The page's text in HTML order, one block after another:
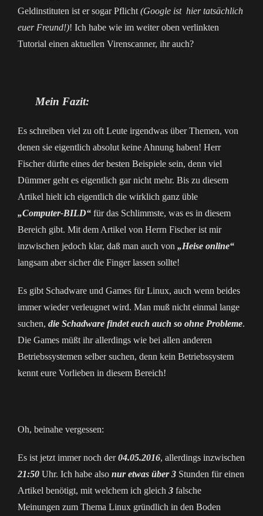
Geldinstituten ist er sogar Pflicht (Google ist hier tatsächlich
euer Freund!)! Ich habe wie im weiter oben verlinkten
Tutorial einen aktuellen Virenscanner, ihr auch?
Mein Fazit:
Es schreiben viel zu oft Leute irgendwas über Themen, von
denen sie eigentlich absolut keine Ahnung haben! Herr
Fischer dürfte eines der besten Beispiele sein, denn viel
Dümmer geht es eigentlich gar nicht mehr. Bis zu diesem
Artikel hielt ich eigentlich die wirklich ganz üble
„Computer-BILD“ für das Schlimmste, was es in diesem
Bereich gibt. Mit dem Artikel von Herrn Fischer ist mir
inzwischen jedoch klar, daß man auch von „Heise online“
langsam aber sicher die Finger lassen sollte!
Es gibt Schadware und Games für Linux, auch wenn beides
immer wieder verleugnet wird. Man muß nicht einmal lange
suchen, die Schadware findet euch auch so ohne Probleme.
Die Games müßt ihr allerdings wie bei allen anderen
Betriebssystemen selber suchen, denn kein Betriebssystem
kennt eure Vorlieben in diesem Bereich!
Oh, beinahe vergessen:
Es ist jetzt immer noch der04.05.2016, allerdings inzwischen
21:50 Uhr. Ich habe also nur etwas über 3 Stunden für einen
Artikel benötigt, mit welchem ich gleich 3 falsche
Meinungen zum Thema Linux gründlich in den Boden